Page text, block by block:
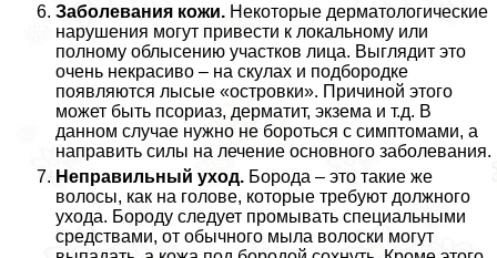
Заболевания кожи. Некоторые дерматологические
нарушения могут привести к локальному или
полному облысению участков лица. Выглядит это
очень некрасиво – на скулах и подбородке
появляются лысые «островки». Причиной этого
может быть псориаз, дерматит, экзема и т.д. В
данном случае нужно не бороться с симптомами, а
направить силы на лечение основного заболевания.
Неправильный уход. Борода – это такие же
волосы, как на голове, которые требуют должного
ухода. Бороду следует промывать специальными
средствами, от обычного мыла волоски могут